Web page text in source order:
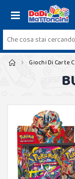
Giochi Di Carte